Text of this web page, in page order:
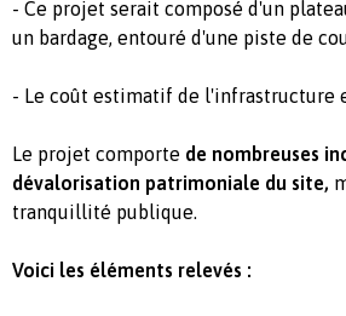
- Ce projet serait composé d'un
un bardage, entouré d'une piste de
- Le coût estimatif de l'infrastructure
Le projet comporte de nombreuses
dévalorisation patrimoniale du site,
tranquillité publique.
Voici les éléments relevés :